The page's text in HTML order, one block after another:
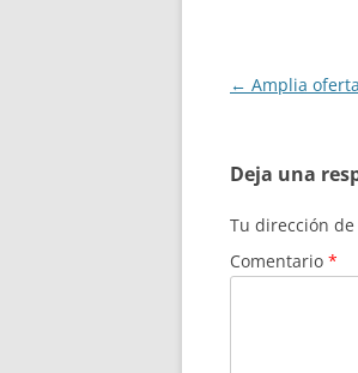
Navegación
← Amplia
Deja una
Tu dirección
Comentario *